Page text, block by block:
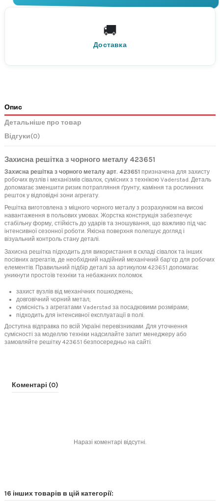
🚚
Доставка
По всій Україні
Нова Пошта
Опис
Детальніше про товар
Відгуки(0)
Захисна решітка з чорного металу 423651
Захисна решітка з чорного металу арт. 423651 призначена для захисту
робочих вузлів і механізмів сівалок, сумісних з технікою Vaderstad. Деталь
допомагає зменшити ризик потрапляння ґрунту, каміння та рослинних
решток у відповідні зони агрегату.
Решітка виготовлена з міцного чорного металу з розрахунком на високі
навантаження в польових умовах. Жорстка конструкція забезпечує
стабільну форму, стійкість до ударів та зношування, що важливо під час
інтенсивної сезонної роботи. Якісна поверхня полегшує догляд і
візуальний контроль стану деталі.
Захисна решітка підходить для використання в складі сівалок та інших
посівних агрегатів, де необхідний надійний механічний бар’єр для робочих
елементів. Правильний підбір деталі за артикулом 423651 допомагає
уникнути простоїв техніки та небажаних поломок.
захист вузлів від механічних пошкоджень;
довговічний чорний метал;
сумісність з агрегатами Vaderstad за посадковими розмірами;
підходить для інтенсивної експлуатації в полі.
Доступна відправка по всій Україні перевізниками. Для уточнення
сумісності за моделлю техніки надсилайте запит менеджеру або
замовляйте решітку 423651 безпосередньо на сайті.
Коментарі (0)
Наразі коментарі відсутні.
16 інших товарів в цій категорії: